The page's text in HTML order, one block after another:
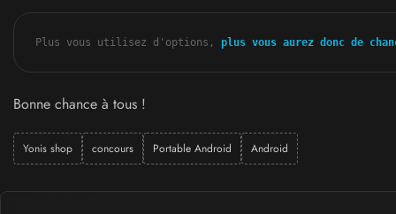
Plus vous utilisez d'options, plus vous aurez donc de
Bonne chance à tous !
Yonis shop concours Portable Android Android